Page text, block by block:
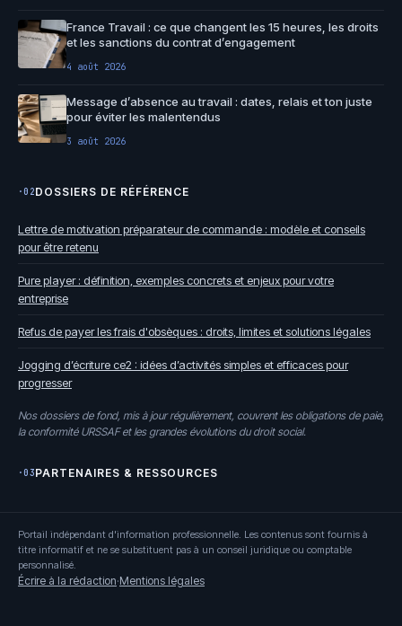
France Travail : ce que changent les 15 heures, les droits
et les sanctions du contrat d’engagement
4 août 2026
Message d’absence au travail : dates, relais et ton juste
pour éviter les malentendus
3 août 2026
·02DOSSIERS DE RÉFÉRENCE
Lettre de motivation préparateur de commande : modèle et conseils
pour être retenu
Pure player : définition, exemples concrets et enjeux pour votre
entreprise
Refus de payer les frais d'obsèques : droits, limites et solutions légales
Jogging d’écriture ce2 : idées d’activités simples et efficaces pour
progresser
Nos dossiers de fond, mis à jour régulièrement, couvrent les obligations de paie,
la conformité URSSAF et les grandes évolutions du droit social.
·03PARTENAIRES & RESSOURCES
Portail indépendant d'information professionnelle. Les contenus sont fournis à
titre informatif et ne se substituent pas à un conseil juridique ou comptable
personnalisé.
Écrire à la rédaction·Mentions légales